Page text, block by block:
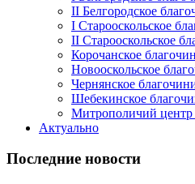
II Белгородское
I Старооскольское
II Старооскольское
Корочанское
Новооскольское
Чернянское
Шебекинское
Митрополичий центр
Актуально
Последние новости